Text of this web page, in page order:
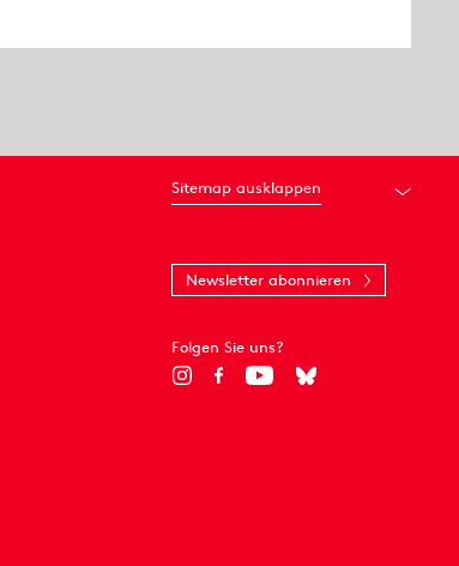
Sitemap ausklappen
Newsletter abonnieren
Folgen Sie uns?